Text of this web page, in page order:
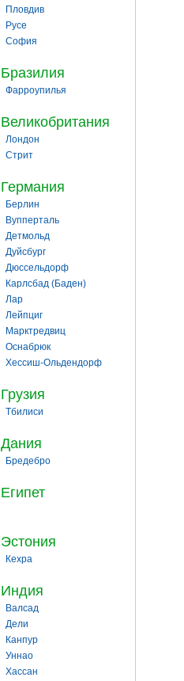
Пловдив
Русе
София
Бразилия
Фарроупилья
Великобритания
Лондон
Стрит
Германия
Берлин
Вупперталь
Детмольд
Дуйсбург
Дюссельдорф
Карлсбад (Баден)
Лар
Лейпциг
Марктредвиц
Оснабрюк
Хессиш-Ольдендорф
Грузия
Тбилиси
Дания
Бредебро
Египет
Эстония
Кехра
Индия
Валсад
Дели
Канпур
Уннао
Хассан